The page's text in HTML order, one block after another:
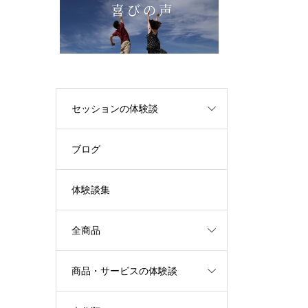
セッションの体験談
ブログ
体験談集
全商品
商品・サービスの体験談